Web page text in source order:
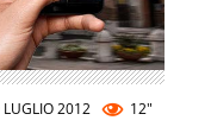
LUGLIO 2012 12"